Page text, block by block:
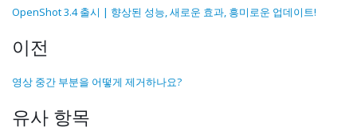
OpenShot 3.4 출시 | 향상된 성능, 새로운 효과, 흥미로운 업데이트!
이전
영상 중간 부분을 어떻게 제거하나요?
유사 항목